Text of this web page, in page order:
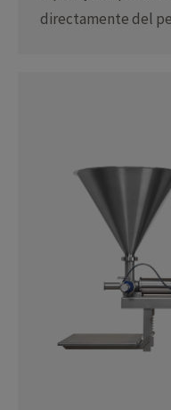
directamente del